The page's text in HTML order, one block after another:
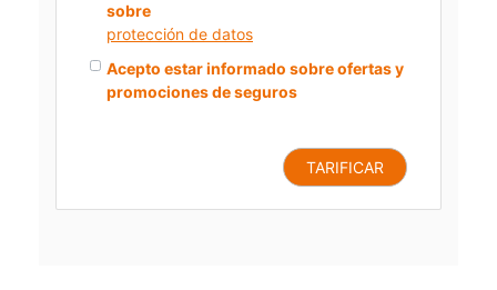
sobre
protección de datos
Acepto estar informado sobre ofertas y
promociones de seguros
TARIFICAR